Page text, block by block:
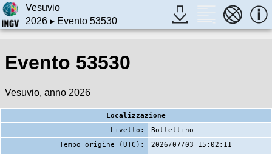
Vesuvio
2026▸ Evento 53530
Evento 53530
Vesuvio, anno 2026
Localizzazione
Livello:
Bollettino
Tempo origine (UTC):
2026/07/03 15:02:11